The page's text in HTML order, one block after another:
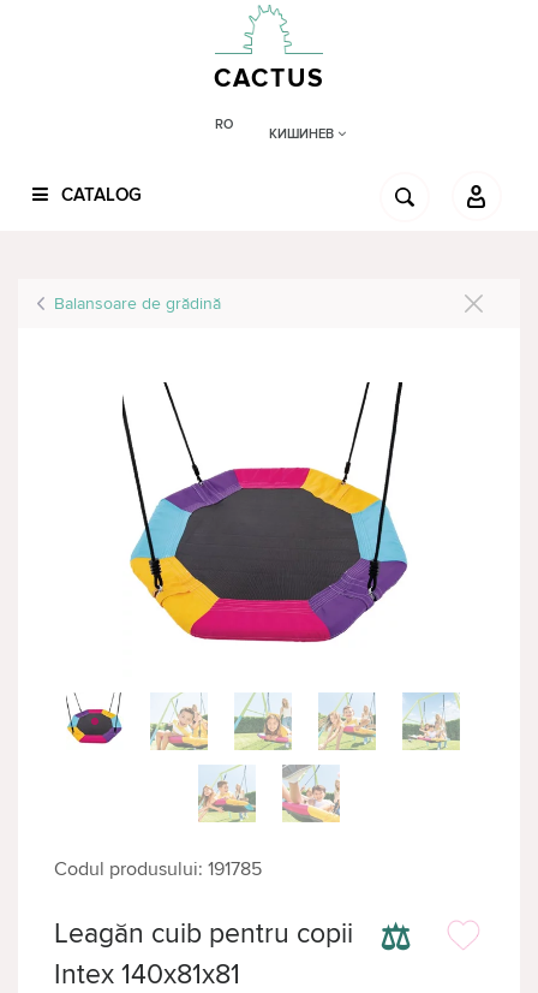
CACTUS
RO
КИШИНЕВ
CATALOG
Balansoare de grădină
Codul produsului: 191785
⚖
Leagăn cuib pentru copii
Intex 140x81x81